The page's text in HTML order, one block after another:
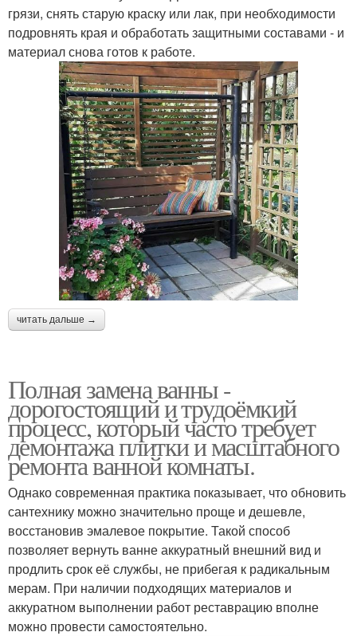
грязи, снять старую краску или лак, при необходимости
подровнять края и обработать защитными составами - и
материал снова готов к работе.
читать дальше →
Полная замена ванны -
дорогостоящий и трудоёмкий
процесс, который часто требует
демонтажа плитки и масштабного
ремонта ванной комнаты.
Однако современная практика показывает, что обновить
сантехнику можно значительно проще и дешевле,
восстановив эмалевое покрытие. Такой способ
позволяет вернуть ванне аккуратный внешний вид и
продлить срок её службы, не прибегая к радикальным
мерам. При наличии подходящих материалов и
аккуратном выполнении работ реставрацию вполне
можно провести самостоятельно.